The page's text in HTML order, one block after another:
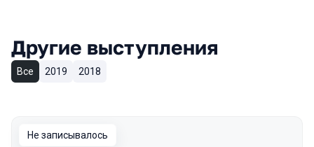
Другие выступления
Все 2019 2018
Не записывалось